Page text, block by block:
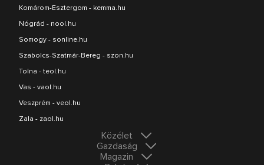
Komárom-Esztergom - kemma.hu
Nógrád - nool.hu
Somogy - sonline.hu
Szabolcs-Szatmár-Bereg - szon.hu
Tolna - teol.hu
Vas - vaol.hu
Veszprém - veol.hu
Zala - zaol.hu
Közélet
Gazdaság
Magazin